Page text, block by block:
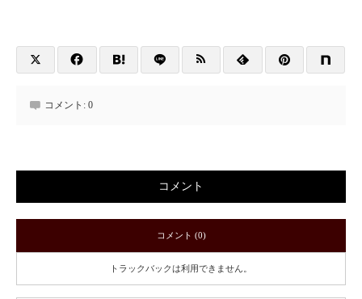
コメント: 0
コメント
コメント (0)
トラックバックは利用できません。